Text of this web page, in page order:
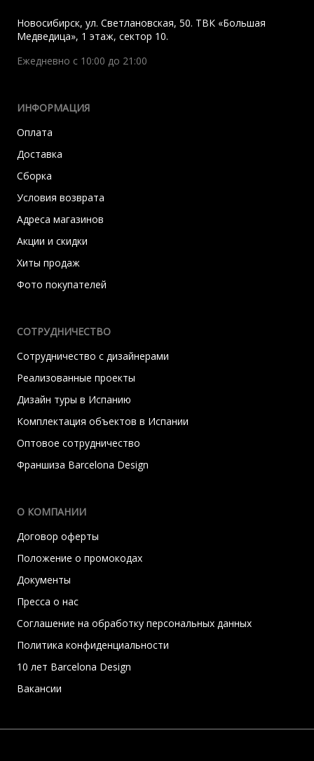
Новосибирск, ул. Светлановская, 50. ТВК «Большая
Медведица», 1 этаж, сектор 10.
Ежедневно с 10:00 до 21:00
ИНФОРМАЦИЯ
Оплата
Доставка
Сборка
Условия возврата
Адреса магазинов
Акции и скидки
Хиты продаж
Фото покупателей
СОТРУДНИЧЕСТВО
Сотрудничество с дизайнерами
Реализованные проекты
Дизайн туры в Испанию
Комплектация объектов в Испании
Оптовое сотрудничество
Франшиза Barcelona Design
О КОМПАНИИ
Договор оферты
Положение о промокодах
Документы
Пресса о нас
Соглашение на обработку персональных данных
Политика конфиденциальности
10 лет Barcelona Design
Вакансии